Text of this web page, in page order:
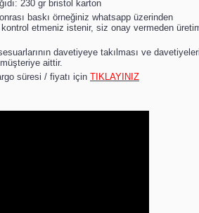
230 gr bristol karton
baskı örneğiniz whatsapp üzerinden
etmeniz istenir, siz onay vermeden
davetiyeye takılması ve
aittir.
süresi / fiyatı için TIKLAYINIZ